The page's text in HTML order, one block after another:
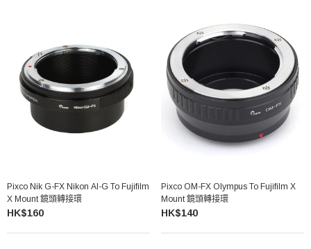
Pixco Nik G-FX Nikon AI-G To Fujifilm
X Mount 鏡頭轉接環
HK$160
Pixco OM-FX Olympus To Fujifilm X
Mount 鏡頭轉接環
HK$140